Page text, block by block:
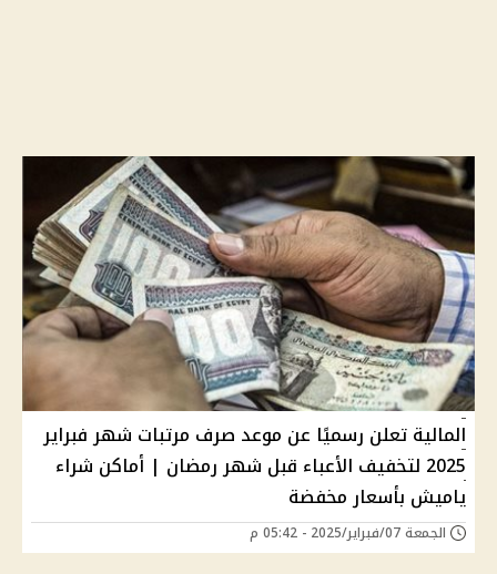
المالية تعلن رسميًا عن موعد صرف مرتبات شهر فبراير
2025 لتخفيف الأعباء قبل شهر رمضان | أماكن شراء
ياميش بأسعار مخفضة
الجمعة 07/فبراير/2025 - 05:42 م